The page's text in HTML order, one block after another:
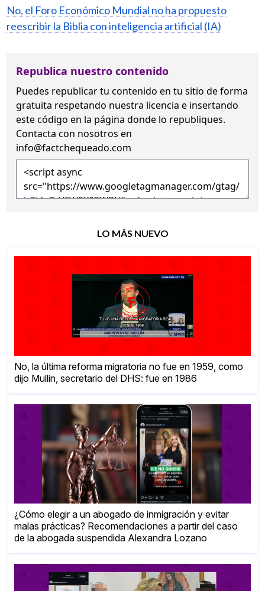
No, el Foro Económico Mundial no ha propuesto
reescribir la Biblia con inteligencia artificial (IA)
Republica nuestro contenido
Puedes republicar tu contenido en tu sitio de forma
gratuita respetando nuestra licencia e insertando
este código en la página donde lo republiques.
Contacta con nosotros en
info@factchequeado.com
LO MÁS NUEVO
No, la última reforma migratoria no fue en 1959, como
dijo Mullin, secretario del DHS: fue en 1986
¿Cómo elegir a un abogado de inmigración y evitar
malas prácticas? Recomendaciones a partir del caso
de la abogada suspendida Alexandra Lozano